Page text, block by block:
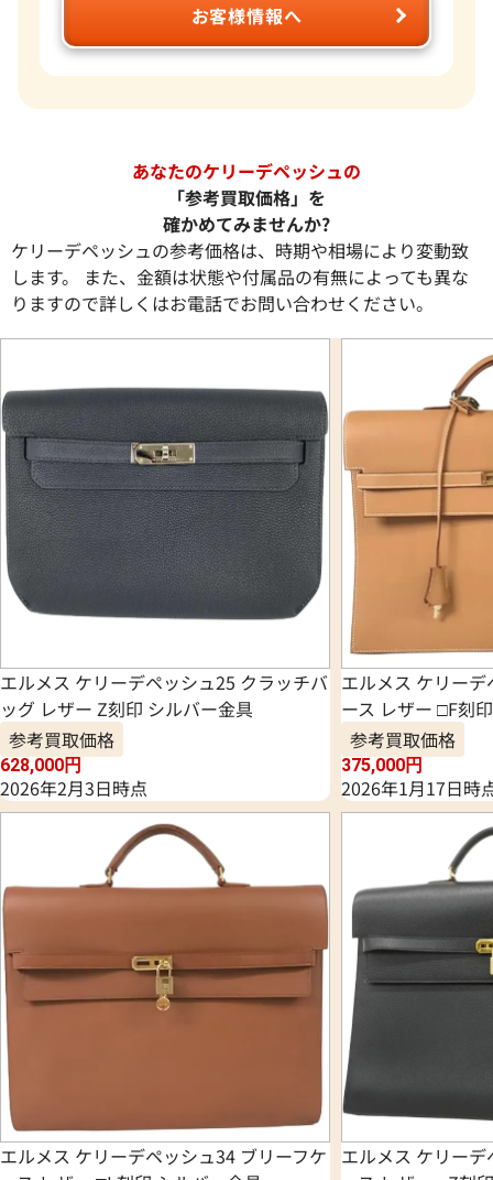
お客様情報へ
あなたのケリーデペッシュの
「参考買取価格」を
確かめてみませんか?
ケリーデペッシュの参考価格は、時期や相場により変動致
します。 また、金額は状態や付属品の有無によっても異な
りますので詳しくはお電話でお問い合わせください。
エルメス ケリーデペッシュ25 クラッチバ
ッグ レザー Z刻印 シルバー金具
参考買取価格
628,000円
2026年2月3日時点
エルメス ケリー
ース レザー □F刻
参考買取価格
375,000円
2026年1月17日時
エルメス ケリーデペッシュ34 ブリーフケ
エルメス ケリー